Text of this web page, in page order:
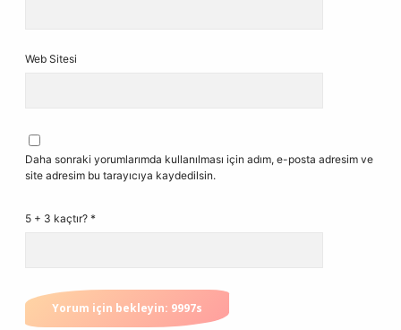
Web Sitesi
Daha sonraki yorumlarımda kullanılması için adım, e-posta adresim ve
site adresim bu tarayıcıya kaydedilsin.
5 + 3 kaçtır? *